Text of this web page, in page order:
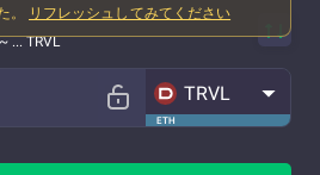
。 リフレッシュしてみてください
... TRVL
ETH
TRVL